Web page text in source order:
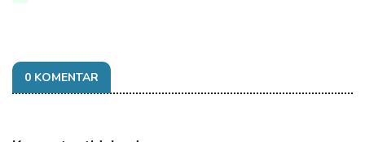
0 KOMENTAR